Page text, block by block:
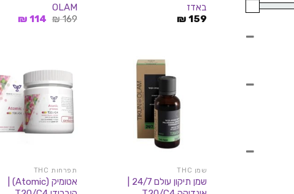
באדז
159
₪
OLAM
169
₪ המחיר
114
₪המחיר
שמן THC תפרחות THC
אטומיק (Atomic) |